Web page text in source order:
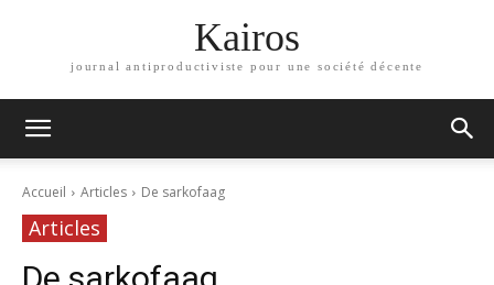
Kairos
journal antiproductiviste pour une société décente
Accueil Articles De sarkofaag
Articles